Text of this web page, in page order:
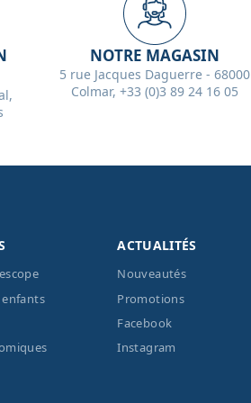
NOTRE MAGASIN
5 rue Jacques Daguerre - 68000
Colmar, +33 (0)3 89 24 16 05
enfants
ACTUALITÉS
Nouveautés
Promotions
Facebook
Instagram